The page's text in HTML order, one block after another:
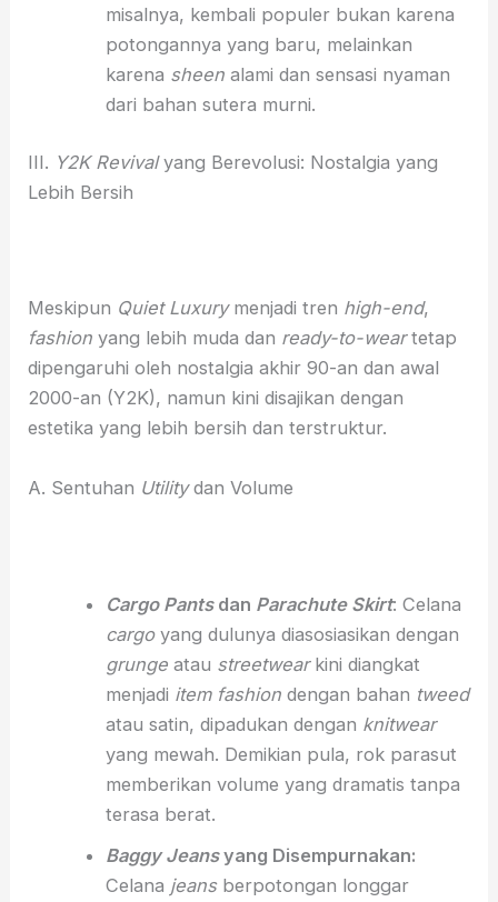
misalnya, kembali populer bukan karena
potongannya yang baru, melainkan
karena sheenalami dan sensasi nyaman
dari bahan sutera murni.
III. Y2K Revivalyang Berevolusi: Nostalgia yang
Lebih Bersih
Meskipun Quiet Luxurymenjadi tren high-end,
fashion yang lebih muda dan ready-to-weartetap
dipengaruhi oleh nostalgia akhir 90-an dan awal
2000-an (Y2K), namun kini disajikan dengan
estetika yang lebih bersih dan terstruktur.
A. Sentuhan Utilitydan Volume
Cargo Pantsdan Parachute Skirt: Celana
cargoyang dulunya diasosiasikan dengan
grungeatau streetwearkini diangkat
menjadi item fashiondengan bahan tweed
atau satin, dipadukan dengan knitwear
yang mewah. Demikian pula, rok parasut
memberikan volume yang dramatis tanpa
terasa berat.
Baggy Jeansyang Disempurnakan:
Celana jeansberpotongan longgar